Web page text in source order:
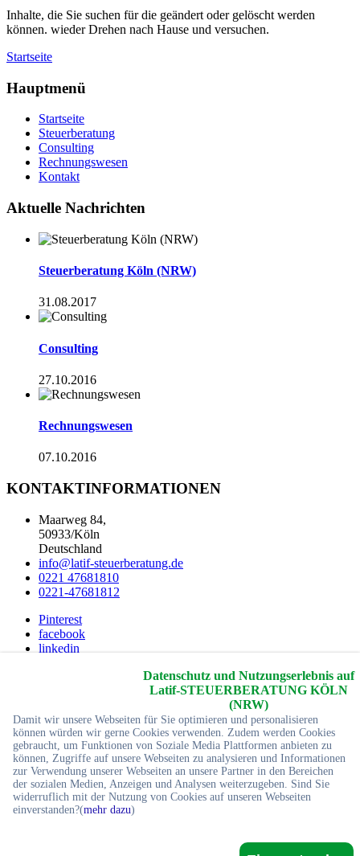
Inhalte, die Sie suchen für die geändert oder gelöscht werden
können. wieder Drehen nach Hause und versuchen.
Startseite
Hauptmenü
Startseite
Steuerberatung
Consulting
Rechnungswesen
Kontakt
Aktuelle Nachrichten
Steuerberatung Köln (NRW)
31.08.2017
Consulting
27.10.2016
Rechnungswesen
07.10.2016
KONTAKTINFORMATIONEN
Maarweg 84,
50933/Köln
Deutschland
info@latif-steuerberatung.de
0221 47681810
0221-47681812
Pinterest
facebook
linkedin
Alle Rechte reservier
Startseite
Impressum
Sitemap
Referenzen
Kontakt
Datenschutz und Nutzungserlebnis auf
Latif-STEUERBERATUNG KÖLN
(NRW)
Damit wir unsere Webseiten für Sie optimieren und personalisieren
können würden wir gerne Cookies verwenden. Zudem werden Cookies
gebraucht, um Funktionen von Soziale Media Plattformen anbieten zu
können, Zugriffe auf unsere Webseiten zu analysieren und Informationen
zur Verwendung unserer Webseiten an unsere Partner in den Bereichen
der sozialen Medien, Anzeigen und Analysen weiterzugeben. Sind Sie
widerruflich mit der Nutzung von Cookies auf unseren Webseiten
einverstanden?(mehr dazu)